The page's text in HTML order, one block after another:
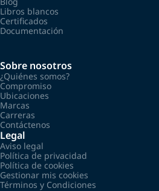
Libros blancos
Certificados
Documentación
Sobre nosotros
¿Quiénes somos?
Compromiso
Ubicaciones
Marcas
Carreras
Contáctenos
Legal
Aviso legal
Política de privacidad
Política de cookies
Gestionar mis cookies
Términos y Condiciones